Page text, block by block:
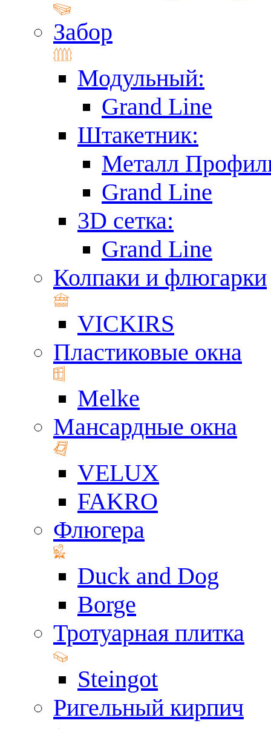
Забор
Модульный:
Grand Line
Штакетник:
Металл
Grand Line
3D сетка:
Grand Line
Колпаки и флюгарки
VICKIRS
Пластиковые окна
Melke
Мансардные окна
VELUX
FAKRO
Флюгера
Duck and Dog
Borge
Тротуарная плитка
Steingot
Ригельный кирпич